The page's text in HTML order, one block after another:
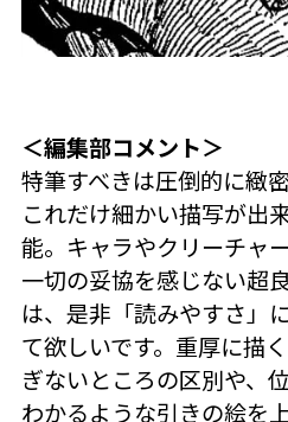
＜編集部コメント＞
特筆すべきは圧倒的に緻
これだけ細かい描写が出
能。キャラやクリーチャ
一切の妥協を感じない超
は、是非「読みやすさ」
て欲しいです。重厚に描
ぎないところの区別や、
わかるような引きの絵を